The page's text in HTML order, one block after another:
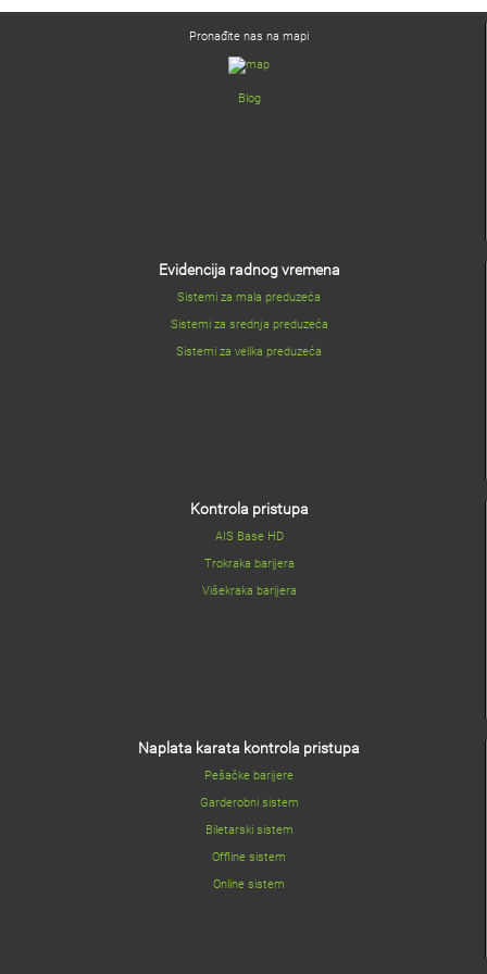
Pronađite nas na mapi
Blog
Evidencija radnog vremena
Sistemi za mala preduzeća
Sistemi za srednja preduzeća
Sistemi za velika preduzeća
Kontrola pristupa
AIS Base HD
Trokraka barijera
Višekraka barijera
Naplata karata kontrola pristupa
Pešačke barijere
Garderobni sistem
Biletarski sistem
Offline sistem
Online sistem